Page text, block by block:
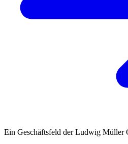
Ein Geschäftsfeld der Ludwig Müller